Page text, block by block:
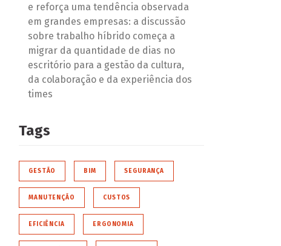
e reforça uma tendência observada
em grandes empresas: a discussão
sobre trabalho híbrido começa a
migrar da quantidade de dias no
escritório para a gestão da cultura,
da colaboração e da experiência dos
times
Tags
GESTÃO BIM SEGURANÇA
MANUTENÇÃO CUSTOS
EFICIÊNCIA ERGONOMIA